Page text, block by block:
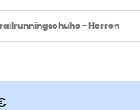
- Herren